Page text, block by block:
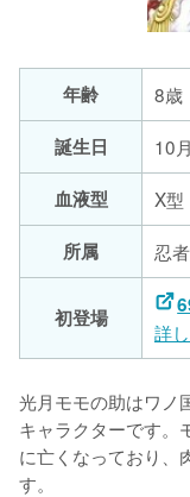
年齢
8歳
誕生日
10
血液型
X型
所属
忍
初登場
詳
光月モモの助はワノ
キャラクターです。
に亡くなっており、
す。